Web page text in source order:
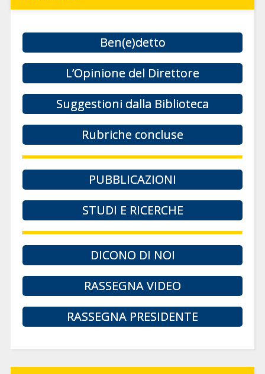
Ben(e)detto
L’Opinione del Direttore
Suggestioni dalla Biblioteca
Rubriche concluse
PUBBLICAZIONI
STUDI E RICERCHE
DICONO DI NOI
RASSEGNA VIDEO
RASSEGNA PRESIDENTE